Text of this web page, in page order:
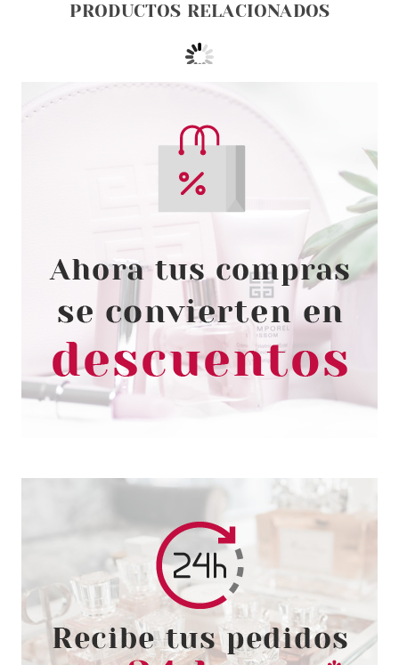
PRODUCTOS RELACIONADOS
ANNE MOLLER
ANNE MOLLER AQUA NON
STOP COOLING BIPHASE
AFTERSUN 200 ML
Pvr 20.09€
-58%
desde
8.50€
ANNE MOLLER
ANNE MOLLER DNA SUN
RESIST CREMA FACIAL SPF 30